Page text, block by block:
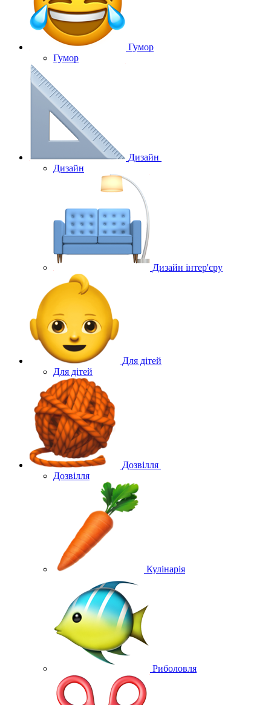
Гумор
Гумор
Дизайн
Дизайн
Дизайн інтер'єру
Для дітей
Для дітей
Дозвілля
Дозвілля
Кулінарія
Риболовля